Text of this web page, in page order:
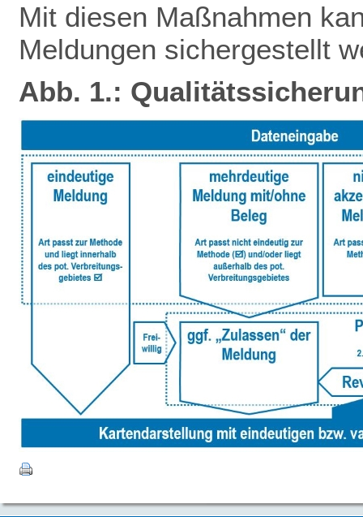
Mit diesen Maßnahmen
Meldungen sichergestellt
Abb. 1.: